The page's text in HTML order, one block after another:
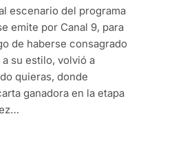
escenario del programa
emite por Canal 9, para
de haberse consagrado
su estilo, volvió a
quieras, donde
ganadora en la etapa